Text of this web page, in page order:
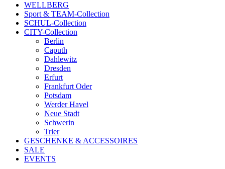
WELLBERG
Sport & TEAM-Collection
SCHUL-Collection
CITY-Collection
Berlin
Caputh
Dahlewitz
Dresden
Erfurt
Frankfurt Oder
Potsdam
Werder Havel
Neue Stadt
Schwerin
Trier
GESCHENKE & ACCESSOIRES
SALE
EVENTS